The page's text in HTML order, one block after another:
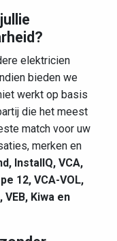
elektricien
bieden we
werkt op basis
die het meest
match voor uw
merken en
InstallQ, VCA,
12, VCA-VOL,
Kiwa en